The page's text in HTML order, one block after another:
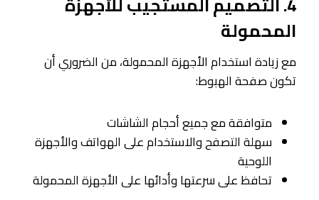
المحمولة
مع زيادة استخدام الأجهزة المحمولة، من الضروري أن
تكون صفحة الهبوط:
متوافقة مع جميع أحجام الشاشات
سهلة التصفح والاستخدام على الهواتف والأجهزة
اللوحية
تحافظ على سرعتها وأدائها على الأجهزة المحمولة